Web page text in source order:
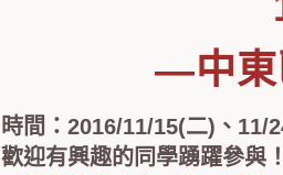
—中東
時間：2016/11/15(二)、11/
歡迎有興趣的同學踴躍參與！